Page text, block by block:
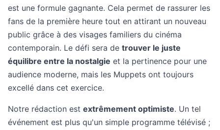
est une formule gagnante. Cela permet de rassurer les
fans de la première heure tout en attirant un nouveau
public grâce à des visages familiers du cinéma
contemporain. Le défi sera de trouver le juste
équilibre entre la nostalgie et la pertinence pour une
audience moderne, mais les Muppets ont toujours
excellé dans cet exercice.
Notre rédaction est extrêmement optimiste. Un tel
événement est plus qu'un simple programme télévisé ;